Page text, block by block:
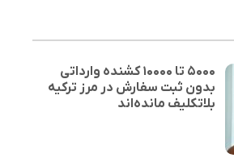
۵۰۰۰ تا ۱۰۰۰۰ کشنده وارداتی
بدون ثبت سفارش در مرز ترکیه
بلاتکلیف مانده‌اند